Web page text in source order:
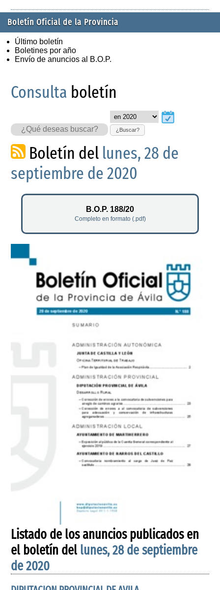
Boletín Oficial de la Provincia
Último boletín
Boletines por año
Envío de anuncios al B.O.P.
Consulta boletín
¿Buscar?
Boletín del lunes, 28 de
septiembre de 2020
B.O.P. 188/20
Completo en formato (.pdf)
Listado de los anuncios publicados en
el boletín del lunes, 28 de septiembre
de 2020